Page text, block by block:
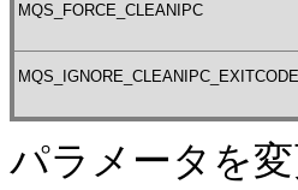
MQS_FORCE_CLEANIPC
MQS_IGNORE_CLEANIPC_EXITCODE
パラメータを